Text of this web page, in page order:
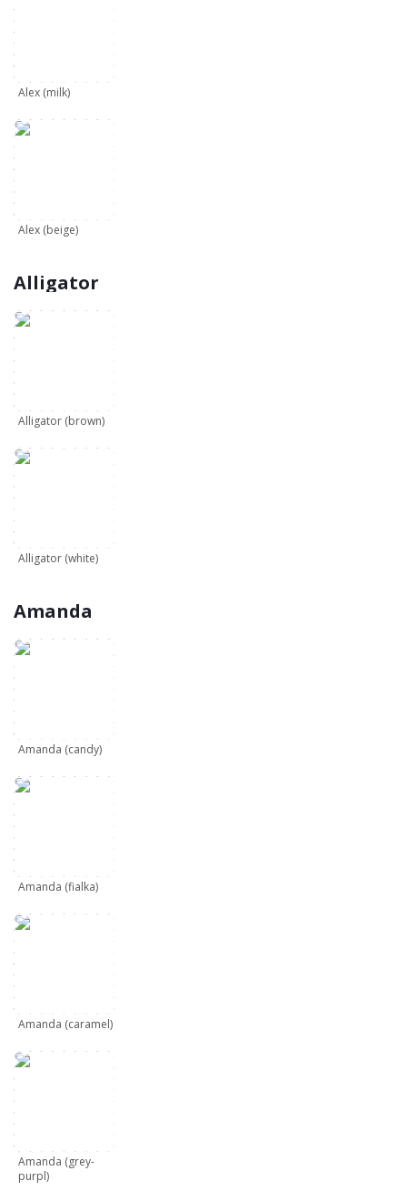
Alex (milk)
Alex (beige)
Alligator
Alligator (brown)
Alligator (white)
Amanda
Amanda (candy)
Amanda (fialka)
Amanda (caramel)
Amanda (grey-
purpl)